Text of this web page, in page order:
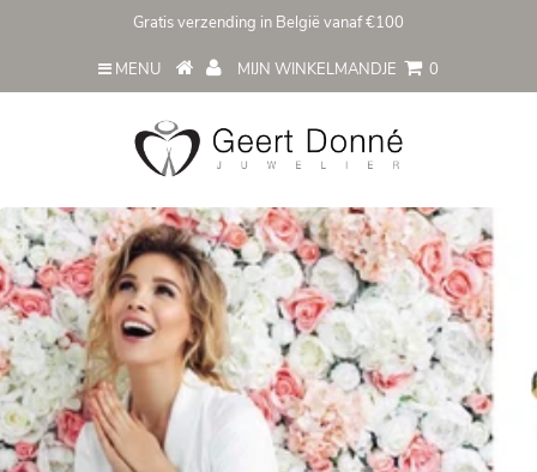
Gratis verzending in België vanaf €100
MENU MIJN WINKELMANDJE 0